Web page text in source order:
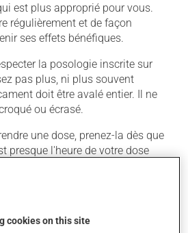
est plus approprié pour vous.
régulièrement et de façon
ses effets bénéfiques.
la posologie inscrite sur
pas plus, ni plus souvent
doit être avalé entier. Il ne
ou écrasé.
une dose, prenez-la dès que
presque l'heure de votre dose
tomber la dose oubliée.
suivante pour tenter de vous
peut être irritant pour
de la nourriture. Essayez
comme le café, les mets
cookies on this site